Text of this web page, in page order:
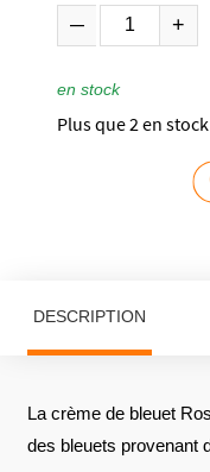
en stock
Plus que 2 en stock
DESCRIPTION
La crème de bleuet
des bleuets provenant